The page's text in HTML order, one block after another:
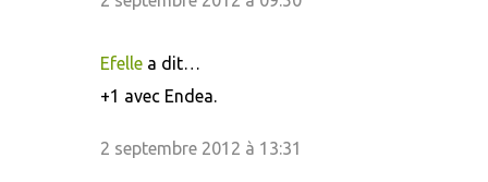
Efelle a dit…
+1 avec Endea.
2 septembre 2012 à 13:31